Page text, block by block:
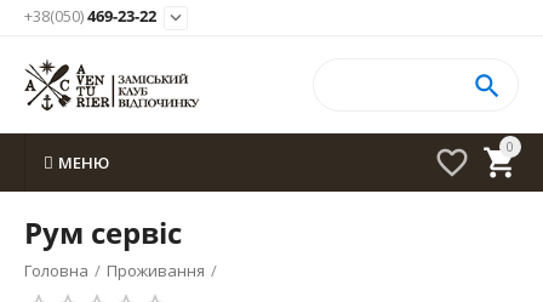
+38(050)469-23-22 
0



МЕНЮ
Рум сервіс
Головна / Проживання /